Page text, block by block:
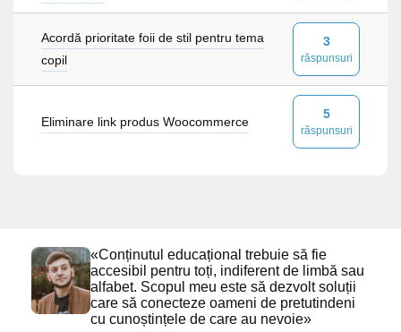
Acordă prioritate foii de stil pentru tema
copil
3
răspunsuri
Eliminare link produs Woocommerce
5
răspunsuri
«Conținutul educațional trebuie să fie
accesibil pentru toți, indiferent de limbă sau
alfabet. Scopul meu este să dezvolt soluții
care să conecteze oameni de pretutindeni
cu cunoștințele de care au nevoie»